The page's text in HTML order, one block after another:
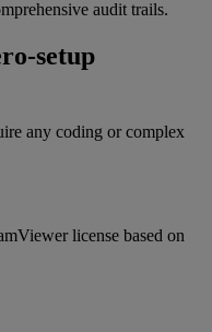
audit trails.
setup
any coding or complex
license based on